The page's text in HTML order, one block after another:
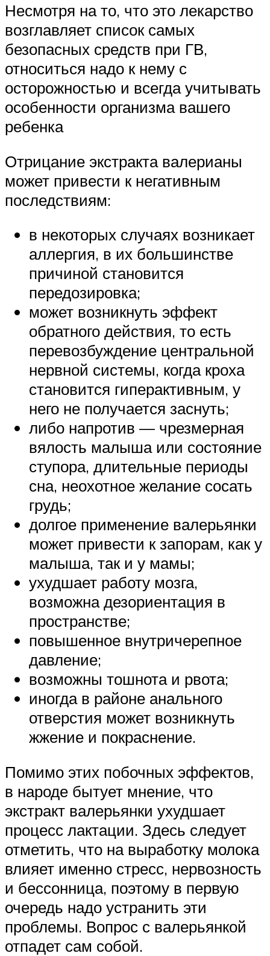
Несмотря на то, что это лекарство
возглавляет список самых
безопасных средств при ГВ,
относиться надо к нему с
осторожностью и всегда учитывать
особенности организма вашего
ребенка
Отрицание экстракта валерианы
может привести к негативным
последствиям:
в некоторых случаях возникает
аллергия, в их большинстве
причиной становится
передозировка;
может возникнуть эффект
обратного действия, то есть
перевозбуждение центральной
нервной системы, когда кроха
становится гиперактивным, у
него не получается заснуть;
либо напротив — чрезмерная
вялость малыша или состояние
ступора, длительные периоды
сна, неохотное желание сосать
грудь;
долгое применение валерьянки
может привести к запорам, как у
малыша, так и у мамы;
ухудшает работу мозга,
возможна дезориентация в
пространстве;
повышенное внутричерепное
давление;
возможны тошнота и рвота;
иногда в районе анального
отверстия может возникнуть
жжение и покраснение.
Помимо этих побочных эффектов,
в народе бытует мнение, что
экстракт валерьянки ухудшает
процесс лактации. Здесь следует
отметить, что на выработку молока
влияет именно стресс, нервозность
и бессонница, поэтому в первую
очередь надо устранить эти
проблемы. Вопрос с валерьянкой
отпадет сам собой.